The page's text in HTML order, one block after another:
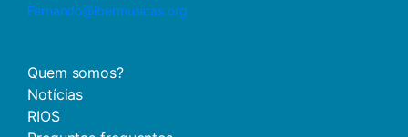
Fernando@ibermusicas.org
Quem somos?
Notícias
RIOS